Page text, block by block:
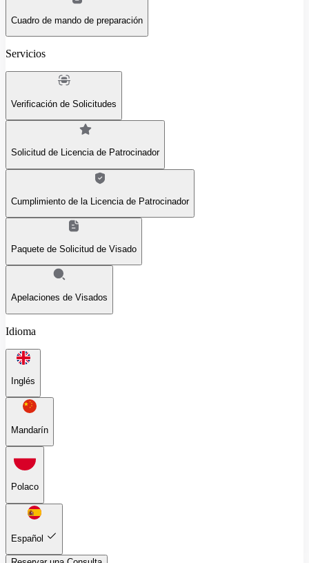
Cuadro de mando de preparación
Servicios
Verificación de Solicitudes
Solicitud de Licencia de Patrocinador
Cumplimiento de la Licencia de Patrocinador
Paquete de Solicitud de Visado
Apelaciones de Visados
Idioma
Inglés
Mandarín
Polaco
Español